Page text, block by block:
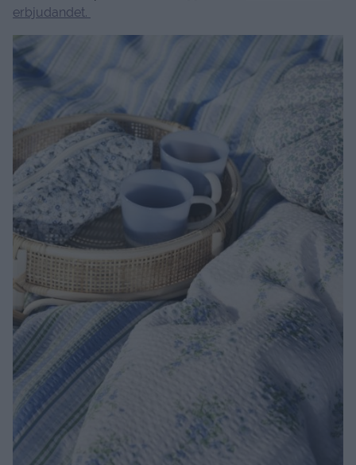
erbjudandet.